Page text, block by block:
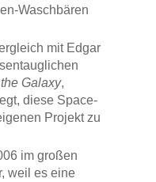
Waschbären
mit Edgar
Galaxy,
diese Space-
Projekt zu
im großen
weil es eine